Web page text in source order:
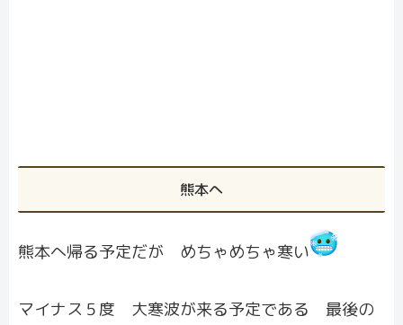
熊本へ
熊本へ帰る予定だが めちゃめちゃ寒い
マイナス５度 大寒波が来る予定である 最後の